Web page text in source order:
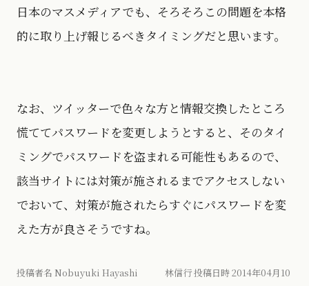
日本のマスメディアでも、そろそろこの問題を本格
的に取り上げ報じるべきタイミングだと思います。
なお、ツイッターで色々な方と情報交換したところ
慌ててパスワードを変更しようとすると、そのタイ
ミングでパスワードを盗まれる可能性もあるので、
該当サイトには対策が施されるまでアクセスしない
でおいて、対策が施されたらすぐにパスワードを変
えた方が良さそうですね。
投稿者名 Nobuyuki Hayashi 林信行 投稿日時 2014年04月10